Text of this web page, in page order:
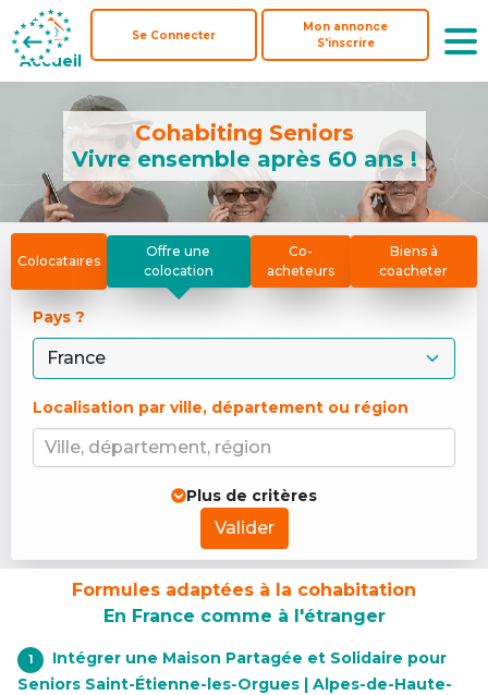
Accueil
Se Connecter
Mon annonce
S'inscrire
Accueil
Se Connecter
Mon annonce
S'inscrire
Cohabiting Seniors
Vivre ensemble après 60 ans !
Colocataires
Offre une
colocation
Co-
acheteurs
Biens à
coacheter
Pays ?
Localisation par ville, département ou région
Ville, département, région
Plus de critères
Valider
Formules adaptées à la cohabitation
En France comme à l'étranger
1
Intégrer une Maison Partagée et Solidaire pour
Seniors Saint-Étienne-les-Orgues | Alpes-de-Haute-